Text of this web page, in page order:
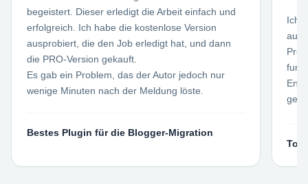
begeistert. Dieser erledigt die Arbeit einfach und
erfolgreich. Ich habe die kostenlose Version
ausprobiert, die den Job erledigt hat, und dann
die PRO-Version gekauft.
Es gab ein Problem, das der Autor jedoch nur
wenige Minuten nach der Meldung löste.
Bestes Plugin für die Blogger-Migration
Ich